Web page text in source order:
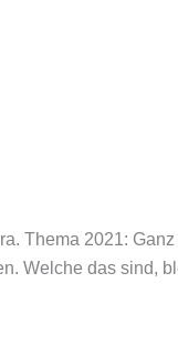
Thema 2021:
Welche das sind,